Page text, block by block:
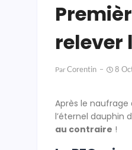
relever
ParCorentin 8
Après le naufrage
l’éternel dauphin
au contraire !